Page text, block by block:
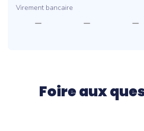
Virement bancaire
Foire aux